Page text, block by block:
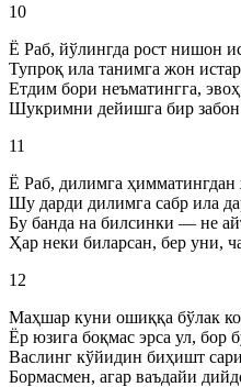
10
Ё Раб, йўлингда рост нишон
Тупроқ ила танимга жон
Етдим бори неъматингга,
Шукримни дейишга бир
11
Ё Раб, дилимга ҳимматингдан
Шу дарди дилимга сабр ила
Бу банда на билсинки — не
Ҳар неки биларсан, бер уни,
12
Маҳшар куни ошиққа бўлак
Ёр юзига боқмас эрса ул, бор
Васлинг кўйидин биҳишт
Бормасмен, агар ваъдайи